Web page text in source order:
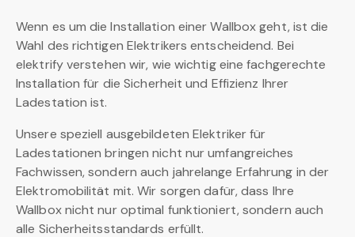
Wenn es um die Installation einer Wallbox geht, ist die
Wahl des richtigen Elektrikers entscheidend. Bei
elektrify verstehen wir, wie wichtig eine fachgerechte
Installation für die Sicherheit und Effizienz Ihrer
Ladestation ist.
Unsere speziell ausgebildeten Elektriker für
Ladestationen bringen nicht nur umfangreiches
Fachwissen, sondern auch jahrelange Erfahrung in der
Elektromobilität mit. Wir sorgen dafür, dass Ihre
Wallbox nicht nur optimal funktioniert, sondern auch
alle Sicherheitsstandards erfüllt.